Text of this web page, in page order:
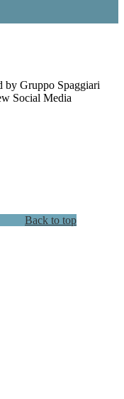
by Gruppo Spaggiari
Social Media
Back to top